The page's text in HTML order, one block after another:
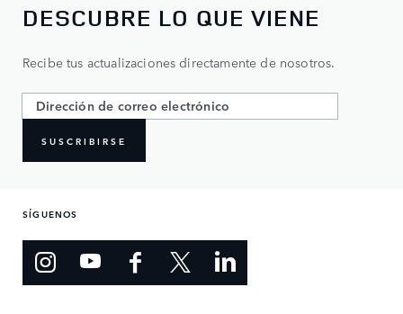
DESCUBRE LO QUE VIENE
Recibe tus actualizaciones directamente de nosotros.
SUSCRIBIRSE
SÍGUENOS